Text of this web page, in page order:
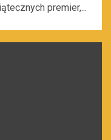
premier,...